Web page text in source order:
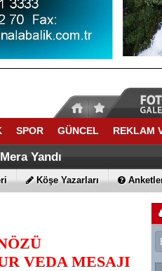
SPOR GÜNCEL REKLAM
Trafik Eğitimi verdi
Yandı
Köşe Yazarları
VEDA MESAJI